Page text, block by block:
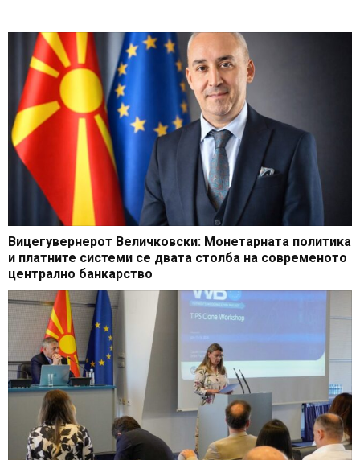
Вицегувернерот Величковски: Монетарната политика
и платните системи се двата столба на современото
централно банкарство